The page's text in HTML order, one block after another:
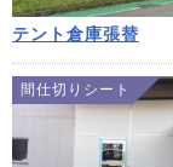
テント倉庫張替
間仕切りシート